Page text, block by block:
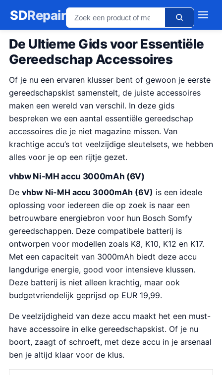
SDRepair
De Ultieme Gids voor Essentiële
Gereedschap Accessoires
Of je nu een ervaren klusser bent of gewoon je eerste
gereedschapskist samenstelt, de juiste accessoires
maken een wereld van verschil. In deze gids
bespreken we een aantal essentiële gereedschap
accessoires die je niet magazine missen. Van
krachtige accu’s tot veelzijdige sleutelsets, we hebben
alles voor je op een rijtje gezet.
vhbw Ni-MH accu 3000mAh (6V)
De vhbw Ni-MH accu 3000mAh (6V) is een ideale
oplossing voor iedereen die op zoek is naar een
betrouwbare energiebron voor hun Bosch Somfy
gereedschappen. Deze compatibele batterij is
ontworpen voor modellen zoals K8, K10, K12 en K17.
Met een capaciteit van 3000mAh biedt deze accu
langdurige energie, good voor intensieve klussen.
Deze batterij is niet alleen krachtig, maar ook
budgetvriendelijk geprijsd op EUR 19,99.
De veelzijdigheid van deze accu maakt het een must-
have accessoire in elke gereedschapskist. Of je nu
boort, zaagt of schroeft, met deze accu in je arsenaal
ben je altijd klaar voor de klus.